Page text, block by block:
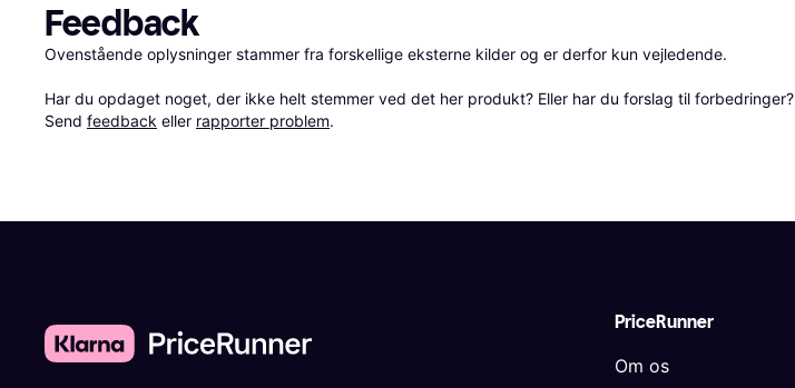
Feedback
Ovenstående oplysninger stammer fra forskellige eksterne kilder og er derfor kun vejledende.
Har du opdaget noget, der ikke helt stemmer ved det her produkt? Eller har du forslag til forbedringer?
Send feedback eller rapporter problem.
PriceRunner
Om os